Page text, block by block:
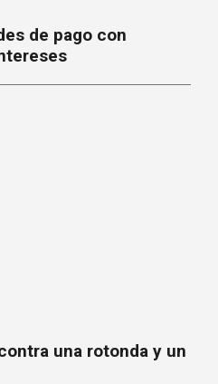
de pago con
una rotonda y un